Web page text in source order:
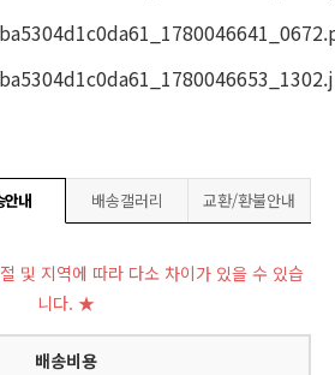
안내 배송갤러리 교환/환불안내
및 지역에 따라 다소 차이가 있을 수 있습
니다. ★
배송비용